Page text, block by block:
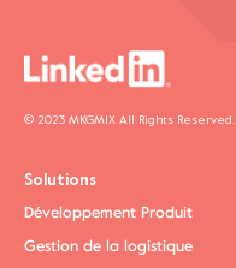
© 2023 MKGMIX All Rights Reserved.
Solutions
Développement Produit
Gestion de la logistique